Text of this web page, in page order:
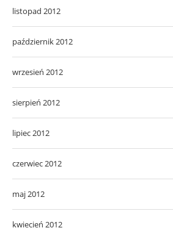
listopad 2012
październik 2012
wrzesień 2012
sierpień 2012
lipiec 2012
czerwiec 2012
maj 2012
kwiecień 2012